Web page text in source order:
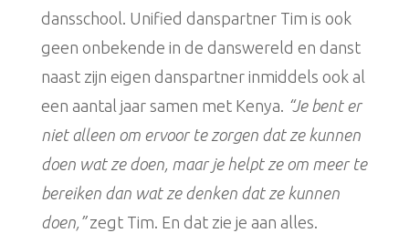
dansschool. Unified danspartner Tim is ook
geen onbekende in de danswereld en danst
naast zijn eigen danspartner inmiddels ook al
een aantal jaar samen met Kenya. “Je bent er
niet alleen om ervoor te zorgen dat ze kunnen
doen wat ze doen, maar je helpt ze om meer te
bereiken dan wat ze denken dat ze kunnen
doen,”zegt Tim. En dat zie je aan alles.